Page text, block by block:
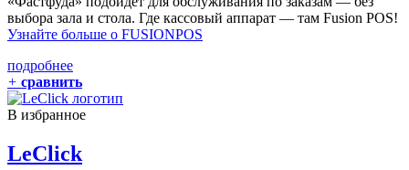
выбора зала и стола. Где кассовый аппарат — там Fusion POS!
Узнайте больше о FUSIONPOS
подробнее
+ сравнить
В избранное
LeClick